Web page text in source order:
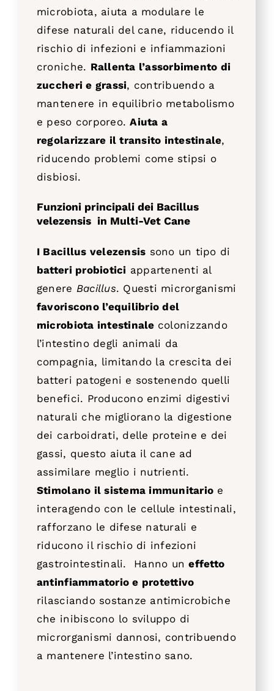
microbiota, aiuta a modulare le
difese naturali del cane, riducendo il
rischio di infezioni e infiammazioni
croniche. Rallenta l’assorbimento di
zuccheri e grassi, contribuendo a
mantenere in equilibrio metabolismo
e peso corporeo. Aiuta a
regolarizzare il transito intestinale,
riducendo problemi come stipsi o
disbiosi.
Funzioni principali dei Bacillus
velezensis in Multi-Vet Cane
I Bacillus velezensis sono un tipo di
batteri probiotici appartenenti al
genere Bacillus. Questi microrganismi
favoriscono l’equilibrio del
microbiota intestinale colonizzando
l’intestino degli animali da
compagnia, limitando la crescita dei
batteri patogeni e sostenendo quelli
benefici. Producono enzimi digestivi
naturali che migliorano la digestione
dei carboidrati, delle proteine e dei
gassi, questo aiuta il cane ad
assimilare meglio i nutrienti.
Stimolano il sistema immunitario e
interagendo con le cellule intestinali,
rafforzano le difese naturali e
riducono il rischio di infezioni
gastrointestinali. Hanno uneffetto
antinfiammatorio e protettivo
rilasciando sostanze antimicrobiche
che inibiscono lo sviluppo di
microrganismi dannosi, contribuendo
a mantenere l’intestino sano.